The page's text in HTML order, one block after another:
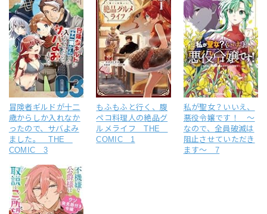
冒険者ギルドが十二
歳からしか入れなか
ったので、サバよみ
ました。 THE
COMIC 3
もふもふと行く、腹
ペコ料理人の絶品グ
ルメライフ THE
COMIC 1
私が聖女？いいえ、
悪役令嬢です！ ～
なので、全員破滅は
阻止させていただき
ます～ 7